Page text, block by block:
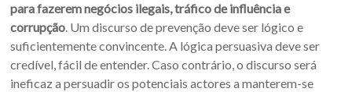
para fazerem negócios ilegais, tráfico de influência e
corrupção. Um discurso de prevenção deve ser lógico e
suficientemente convincente. A lógica persuasiva deve ser
credível, fácil de entender. Caso contrário, o discurso será
ineficaz a persuadir os potenciais actores a manterem-se